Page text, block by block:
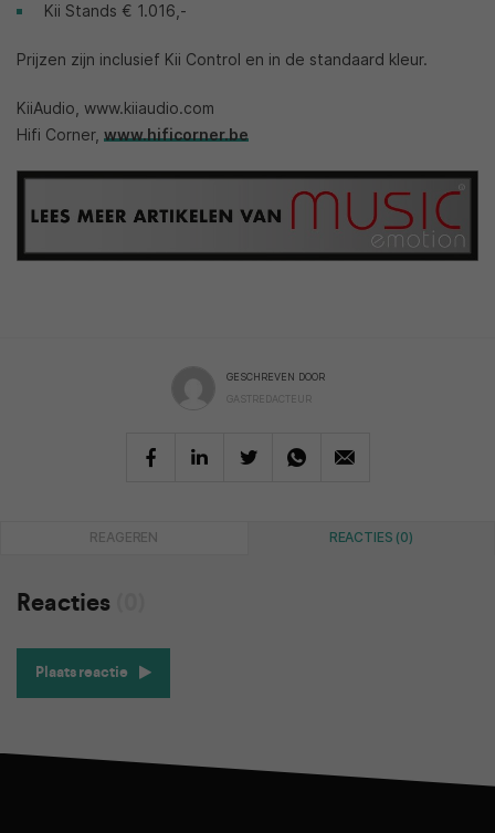
Kii Stands € 1.016,-
Prijzen zijn inclusief Kii Control en in de standaard kleur.
KiiAudio, www.kiiaudio.com
Hifi Corner, www.hificorner.be
GESCHREVEN DOOR
GASTREDACTEUR
REAGEREN REACTIES (0)
Reacties
Plaats reactie